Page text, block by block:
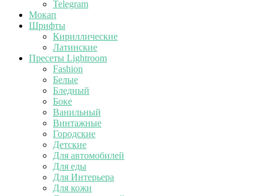
Telegram
Мокап
Шрифты
Кириллические
Латинские
Пресеты Lightroom
Fashion
Белые
Бледный
Боке
Ванильный
Винтажные
Городские
Детские
Для автомобилей
Для еды
Для Интерьера
Для кожи